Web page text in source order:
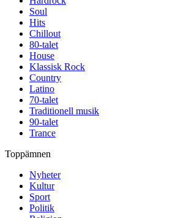
Soul
Hits
Chillout
80-talet
House
Klassisk Rock
Country
Latino
70-talet
Traditionell musik
90-talet
Trance
Toppämnen
Nyheter
Kultur
Sport
Politik